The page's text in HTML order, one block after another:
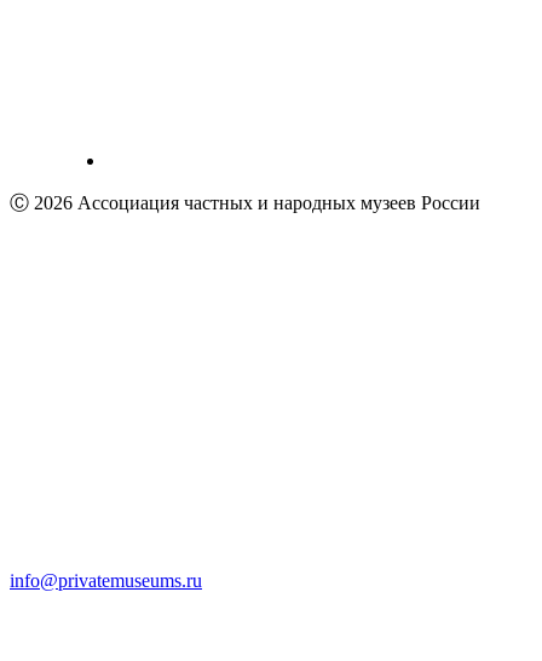
Ⓒ 2026 Ассоциация частных и народных музеев России
info@privatemuseums.ru